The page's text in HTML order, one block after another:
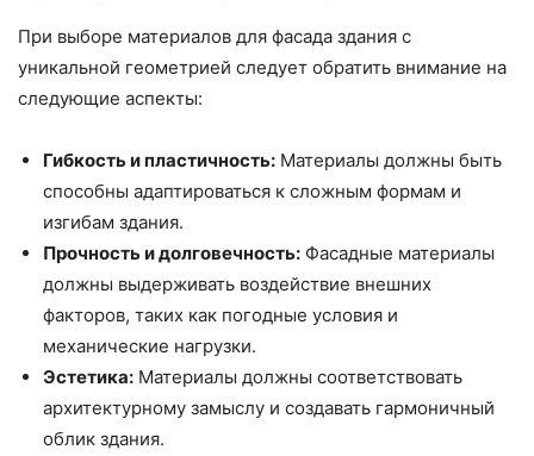
При выборе материалов для фасада здания с
уникальной геометрией следует обратить внимание на
следующие аспекты:
Гибкость и пластичность: Материалы должны быть
способны адаптироваться к сложным формам и
изгибам здания.
Прочность и долговечность: Фасадные материалы
должны выдерживать воздействие внешних
факторов, таких как погодные условия и
механические нагрузки.
Эстетика: Материалы должны соответствовать
архитектурному замыслу и создавать гармоничный
облик здания.